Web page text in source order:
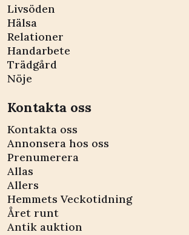
Livsöden
Hälsa
Relationer
Handarbete
Trädgård
Nöje
Kontakta oss
Kontakta oss
Annonsera hos oss
Prenumerera
Allas
Allers
Hemmets Veckotidning
Året runt
Antik auktion